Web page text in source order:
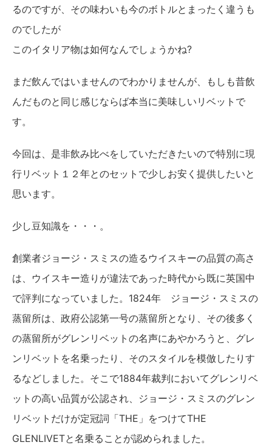
るのですが、その味わいも今のボトルとまったく違うも
のでしたが
このイタリア物は如何なんでしょうかね?
まだ飲んではいませんのでわかりませんが、もしも昔飲
んだものと同じ感じならば本当に美味しいリベットで
す。
今回は、是非飲み比べをしていただきたいので特別に現
行リベット１２年とのセットで少しお安く提供したいと
思います。
少し豆知識を・・・。
創業者ジョージ・スミスの造るウイスキーの品質の高さ
は、ウイスキー造りが違法であった時代から既に英国中
で評判になっていました。1824年 ジョージ・スミスの
蒸留所は、政府公認第一号の蒸留所となり、その後多く
の蒸留所がグレンリベットの名声にあやかろうと、グレ
ンリベットを名乗ったり、そのスタイルを模倣したりす
るなどしました。そこで1884年裁判においてグレンリベ
ットの高い品質が公認され、ジョージ・スミスのグレン
リベットだけが定冠詞「THE」をつけてTHE
GLENLIVETと名乗ることが認められました。